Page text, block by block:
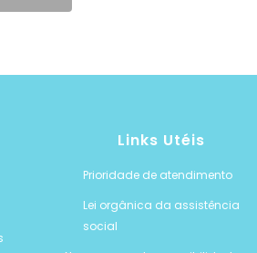
Links Utéis
Prioridade de atendimento
Lei orgânica da assistência
social